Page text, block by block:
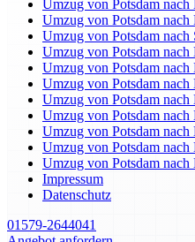
Umzug von Potsdam nach
Umzug von Potsdam
Umzug von Potsdam nach
Umzug von Potsdam nach
Umzug von Potsdam nach
Umzug von Potsdam nach
Umzug von Potsdam nach
Umzug von Potsdam nach
Umzug von Potsdam nach
Umzug von Potsdam nach
Umzug von Potsdam nach
Impressum
Datenschutz
01579-2644041